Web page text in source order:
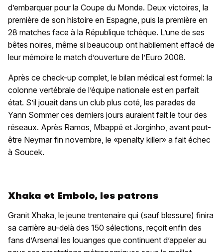
d’embarquer pour la Coupe du Monde. Deux victoires, la
première de son histoire en Espagne, puis la première en
28 matches face à la République tchèque. L’une de ses
bêtes noires, même si beaucoup ont habilement effacé de
leur mémoire le match d’ouverture de l’Euro 2008.
Après ce check-up complet, le bilan médical est formel: la
colonne vertébrale de l’équipe nationale est en parfait
état. S’il jouait dans un club plus coté, les parades de
Yann Sommer ces derniers jours auraient fait le tour des
réseaux. Après Ramos, Mbappé et Jorginho, avant peut-
être Neymar fin novembre, le «penalty killer» a fait échec
à Soucek.
Xhaka et Embolo, les patrons
Granit Xhaka, le jeune trentenaire qui (sauf blessure) finira
sa carrière au-delà des 150 sélections, reçoit enfin des
fans d’Arsenal les louanges que continuent d’appeler au